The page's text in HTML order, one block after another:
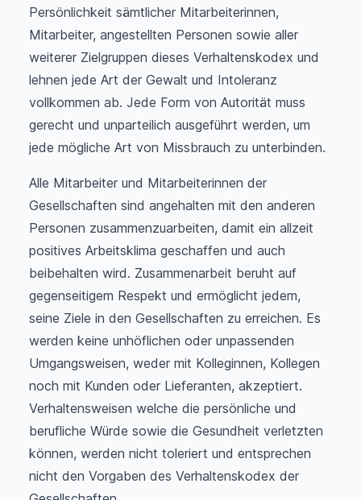
Persönlichkeit sämtlicher Mitarbeiterinnen,
Mitarbeiter, angestellten Personen sowie aller
weiterer Zielgruppen dieses Verhaltenskodex und
lehnen jede Art der Gewalt und Intoleranz
vollkommen ab. Jede Form von Autorität muss
gerecht und unparteilich ausgeführt werden, um
jede mögliche Art von Missbrauch zu unterbinden.
Alle Mitarbeiter und Mitarbeiterinnen der
Gesellschaften sind angehalten mit den anderen
Personen zusammenzuarbeiten, damit ein allzeit
positives Arbeitsklima geschaffen und auch
beibehalten wird. Zusammenarbeit beruht auf
gegenseitigem Respekt und ermöglicht jedem,
seine Ziele in den Gesellschaften zu erreichen. Es
werden keine unhöflichen oder unpassenden
Umgangsweisen, weder mit Kolleginnen, Kollegen
noch mit Kunden oder Lieferanten, akzeptiert.
Verhaltensweisen welche die persönliche und
berufliche Würde sowie die Gesundheit verletzten
können, werden nicht toleriert und entsprechen
nicht den Vorgaben des Verhaltenskodex der